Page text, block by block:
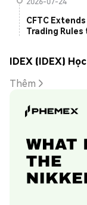
CFTC
Trading Rules
IDEX (IDEX)
Thêm